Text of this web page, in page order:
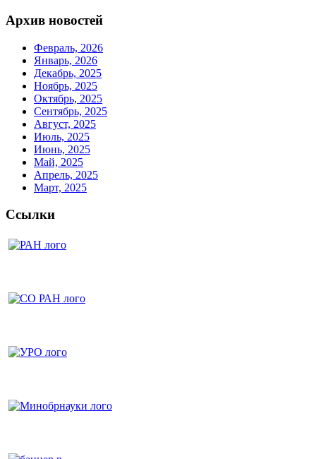
Архив новостей
Февраль, 2026
Январь, 2026
Декабрь, 2025
Ноябрь, 2025
Октябрь, 2025
Сентябрь, 2025
Август, 2025
Июль, 2025
Июнь, 2025
Май, 2025
Апрель, 2025
Март, 2025
Ссылки